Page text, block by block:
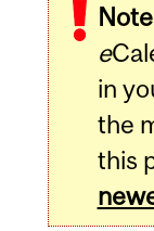
e
in
the
this